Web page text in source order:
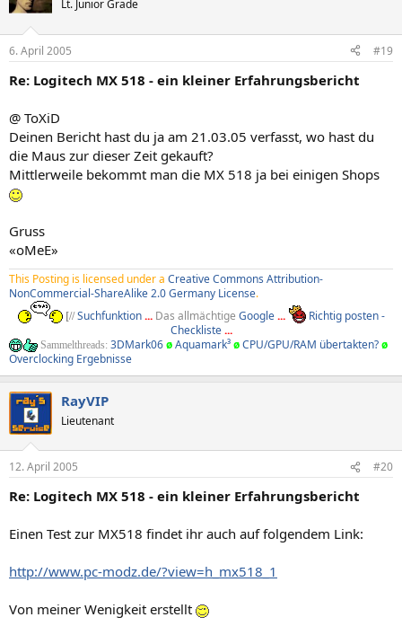
Lt. Junior Grade
6. April 2005 #19
Re: Logitech MX 518 - ein kleiner Erfahrungsbericht
@ ToXiD
Deinen Bericht hast du ja am 21.03.05 verfasst, wo hast du
die Maus zur dieser Zeit gekauft?
Mittlerweile bekommt man die MX 518 ja bei einigen Shops
Gruss
«oMeE»
This Posting is licensed under a Creative Commons Attribution-
NonCommercial-ShareAlike 2.0 Germany License.
[// Suchfunktion ...Das allmächtige Google ...
Richtig posten -
Checkliste ...
Sammelthreads: 3DMark06øAquamark³øCPU/GPU/RAM übertakten?ø
Overclocking Ergebnisse
RayVIP
Lieutenant
12. April 2005 #20
Re: Logitech MX 518 - ein kleiner Erfahrungsbericht
Einen Test zur MX518 findet ihr auch auf folgendem Link:
http://www.pc-modz.de/?view=h_mx518_1
Von meiner Wenigkeit erstellt